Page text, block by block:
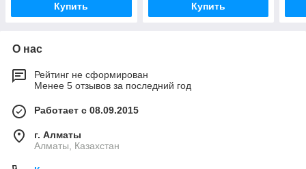
Купить Купить
О нас
Рейтинг не сформирован
Менее 5 отзывов за последний год
Работает с 08.09.2015
г. Алматы
Алматы, Казахстан